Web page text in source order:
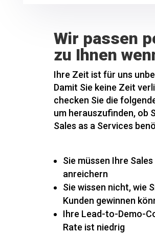
Wir passen
zu Ihnen
Ihre Zeit ist für uns
Damit Sie keine Zeit
checken Sie die
um herauszufinden, ob
Sales as a Services
Sie müssen Ihre
anreichern
Sie wissen nicht, wie
Kunden gewinnen
Ihre Lead-to-Demo-
Rate ist niedrig